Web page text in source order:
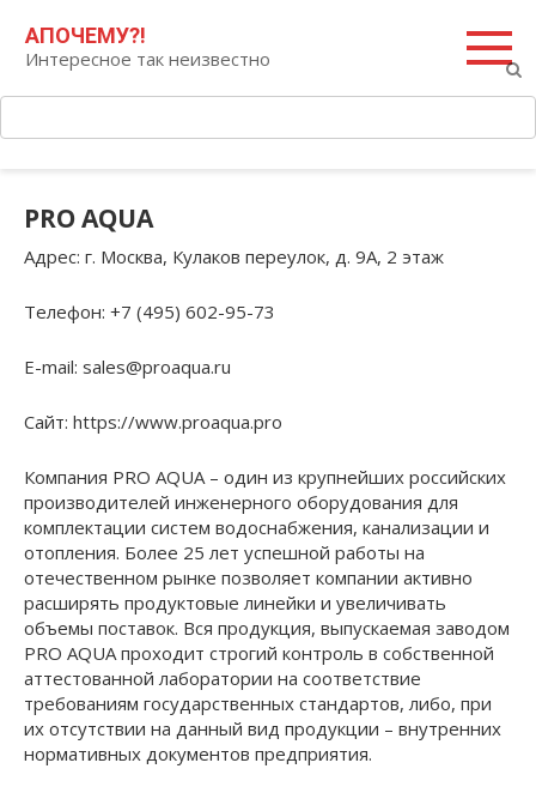
контенту
АПОЧЕМУ?!
Интересное так неизвестно
PRO AQUA
Адрес: г. Москва, Кулаков переулок, д. 9А, 2 этаж
Телефон: +7 (495) 602-95-73
E-mail: sales@proaqua.ru
Сайт: https://www.proaqua.pro
Компания PRO AQUA – один из крупнейших российских
производителей инженерного оборудования для
комплектации систем водоснабжения, канализации и
отопления. Более 25 лет успешной работы на
отечественном рынке позволяет компании активно
расширять продуктовые линейки и увеличивать
объемы поставок. Вся продукция, выпускаемая заводом
PRO AQUA проходит строгий контроль в собственной
аттестованной лаборатории на соответствие
требованиям государственных стандартов, либо, при
их отсутствии на данный вид продукции – внутренних
нормативных документов предприятия.